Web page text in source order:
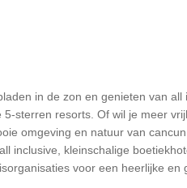
in de zon en genieten van
sterren resorts. Of wil je meer
omgeving en natuur van
inclusive, kleinschalige
voor een heerlijke en